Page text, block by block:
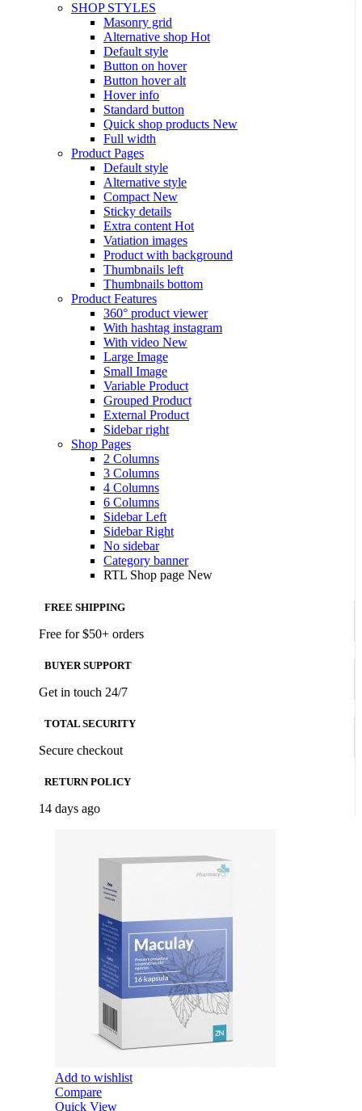
SHOP STYLES
Masonry grid
Alternative shop Hot
Default style
Button on hover
Button hover alt
Hover info
Standard button
Quick shop products New
Full width
Product Pages
Default style
Alternative style
Compact New
Sticky details
Extra content Hot
Vatiation images
Product with background
Thumbnails left
Thumbnails bottom
Product Features
360° product viewer
With hashtag instagram
With video New
Large Image
Small Image
Variable Product
Grouped Product
External Product
Sidebar right
Shop Pages
2 Columns
3 Columns
4 Columns
6 Columns
Sidebar Left
Sidebar Right
No sidebar
Category banner
RTL Shop page New
FREE SHIPPING
Free for $50+ orders
BUYER SUPPORT
Get in touch 24/7
TOTAL SECURITY
Secure checkout
RETURN POLICY
14 days ago
Add to wishlist
Compare
Quick View